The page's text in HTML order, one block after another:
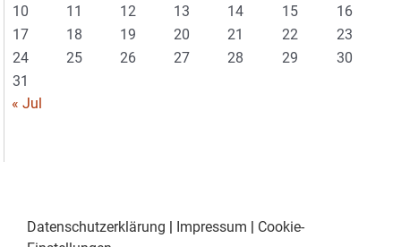
10
11 12 13 14 15
16
17
18 19 20 21 22
23
24
25 26 27 28 29
30
31
« Jul
Datenschutzerklärung | Impressum | Cookie-